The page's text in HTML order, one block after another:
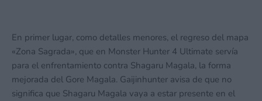
En primer lugar, como detalles menores, el regreso del mapa
«Zona Sagrada», que en Monster Hunter 4 Ultimate servía
para el enfrentamiento contra Shagaru Magala, la forma
mejorada del Gore Magala. Gaijinhunter avisa de que no
significa que Shagaru Magala vaya a estar presente en el